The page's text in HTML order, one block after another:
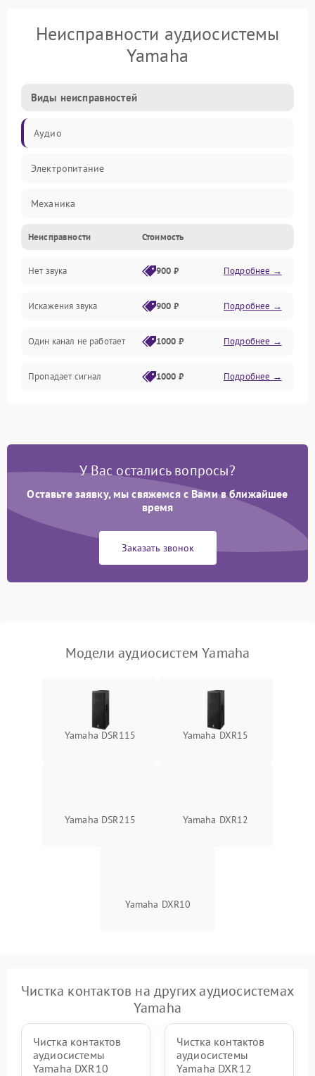
Неисправности аудиосистемы
Yamaha
Виды неисправностей
Аудио
Электропитание
Механика
Управление
Корпус/Герметичность
Электронные компоненты
Неисправности Стоимость
Нет звука 900 ₽ Подробнее →
Искажения звука 900 ₽ Подробнее →
Один канал не работает 1000 ₽ Подробнее →
Пропадает сигнал 1000 ₽ Подробнее →
У Вас остались вопросы?
Оставьте заявку, мы свяжемся с Вами в ближайшее
время
Заказать звонок
Модели аудиосистем Yamaha
Yamaha DSR115 Yamaha DXR15
Yamaha DSR215 Yamaha DXR12
Yamaha DXR10
Чистка контактов на других аудиосистемах
Yamaha
Чистка контактов
аудиосистемы
Yamaha DXR10
Чистка контактов
аудиосистемы
Yamaha DXR12